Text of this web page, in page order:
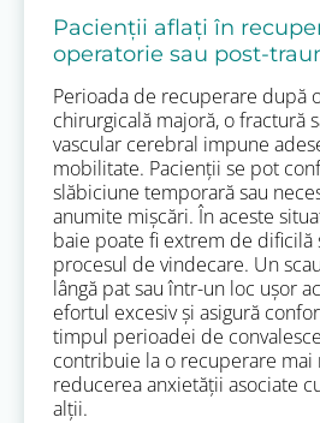
Pacienții aflați în
operatorie sau post-
Perioada de recuperare după
chirurgicală majoră, o fractură
vascular cerebral impune
mobilitate. Pacienții se pot
slăbiciune temporară sau
anumite mișcări. În aceste
baie poate fi extrem de dificilă
procesul de vindecare. Un
lângă pat sau într-un loc ușor
efortul excesiv și asigură
timpul perioadei de
contribuie la o recuperare mai
reducerea anxietății asociate
alții.